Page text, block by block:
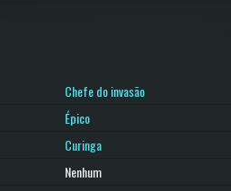
Chefe do invasão
Épico
Curinga
Nenhum